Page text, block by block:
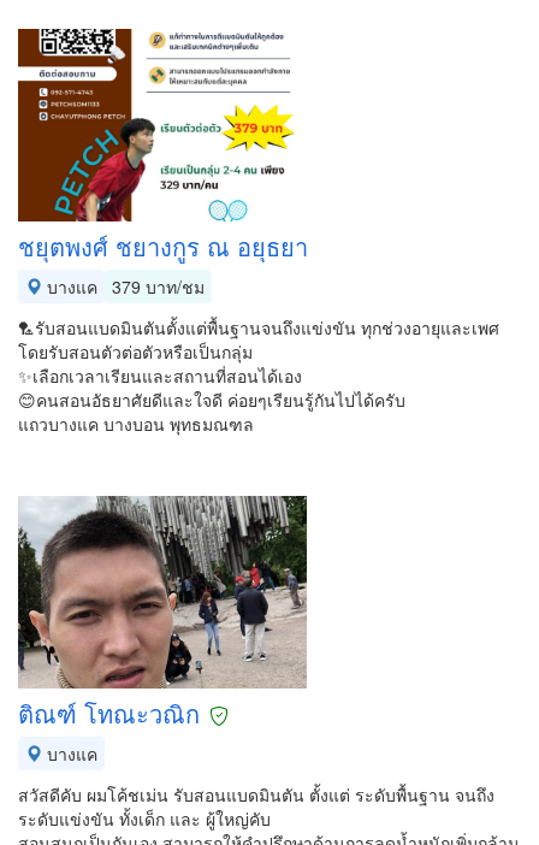
ชยุตพงศ์ ชยางกูร ณ อยุธยา
บางแค 379 บาท/ชม
🏸รับสอนแบดมินตันตั้งแต่พื้นฐานจนถึงแข่งขัน ทุกช่วงอายุและเพศ
โดยรับสอนตัวต่อตัวหรือเป็นกลุ่ม
✨เลือกเวลาเรียนและสถานที่สอนได้เอง
😊คนสอนอัธยาศัยดีและใจดี ค่อยๆเรียนรู้กันไปได้ครับ
แถวบางแค บางบอน พุทธมณฑล
ติณฑ์ โทณะวณิก
บางแค
สวัสดีคับ ผมโค้ชเม่น รับสอนแบดมินตัน ตั้งแต่ ระดับพื้นฐาน จนถึง
ระดับแข่งขัน ทั้งเด็ก และ ผู้ใหญ่คับ